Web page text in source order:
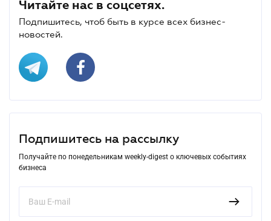
Читайте нас в соцсетях.
Подпишитесь, чтоб быть в курсе всех бизнес-
новостей.
Подпишитесь на рассылку
Получайте по понедельникам weekly-digest о ключевых событиях
бизнеса